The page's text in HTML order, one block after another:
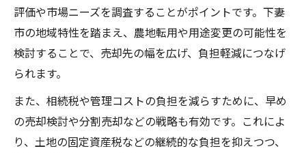
評価や市場ニーズを調査することがポイントです。下妻
市の地域特性を踏まえ、農地転用や用途変更の可能性を
検討することで、売却先の幅を広げ、負担軽減につなげ
られます。
また、相続税や管理コストの負担を減らすために、早め
の売却検討や分割売却などの戦略も有効です。これによ
り、土地の固定資産税などの継続的な負担を抑えつつ、